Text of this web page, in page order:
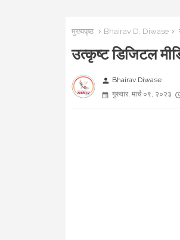
मुख्यपृष्ठ Bhairav D. Diwase
उत्कृष्ट डिजिटल
person Bhairav Diwase
गुरुवार, मार्च ०९, २०२३